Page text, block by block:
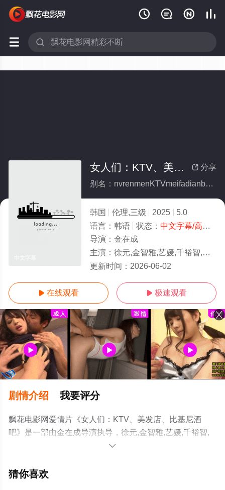
   
 
 分享
女人们：KTV、美发店、比基尼酒吧
别名：nvrenmenKTVmeifadianbijinijiuba
韩国 伦理,三级 2025
5.0
语言： 韩语 状态： 中文字幕/高清
导演： 金在成
主演： 徐元,金智雅,艺媛,千裕智,闵度允,相宇,姜民宇,海一
更新时间： 2026-06-02
 在线观看  极速观看
剧情介绍 我要评分
飘花电影网爱情片《女人们：KTV、美发店、比基尼酒
吧》是一部由金在成导演执导，徐元,金智雅,艺媛,千裕智,
闵度允,相宇,姜民宇,海一等演员精彩演绎的韩国电影，手机
相关信息可移步至豆瓣电影、电视猫或剧情网等平台了

猜你喜欢